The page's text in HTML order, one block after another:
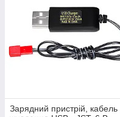
Зарядний пристрій, кабель